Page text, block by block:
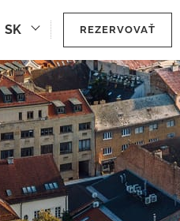
SK REZERVOVAŤ